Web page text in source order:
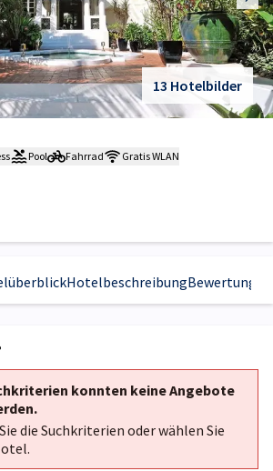
13 Hotelbilder
Pool Fahrrad Gratis WLAN
HotelbeschreibungBewertungen
konnten keine Angebote
die Suchkriterien oder wählen Sie